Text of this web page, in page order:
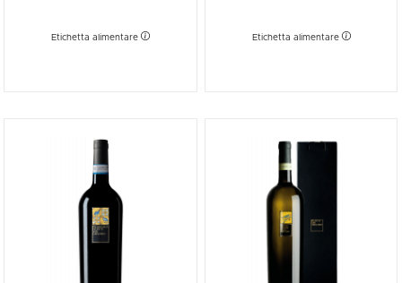
Etichetta alimentare Etichetta alimentare